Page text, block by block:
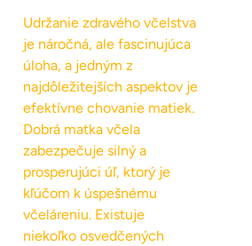
Udržanie zdravého včelstva
je náročná, ale fascinujúca
úloha, a jedným z
najdôležitejších aspektov je
efektívne chovanie matiek.
Dobrá matka včela
zabezpečuje silný a
prosperujúci úľ, ktorý je
kľúčom k úspešnému
včeláreniu. Existuje
niekoľko osvedčených